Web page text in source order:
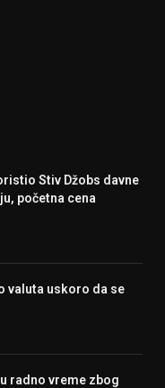
Stiv Džobs davne
početna cena
valuta uskoro da se
radno vreme zbog